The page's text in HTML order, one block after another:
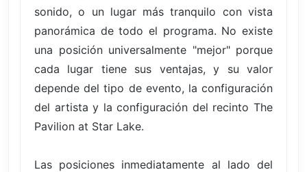
sonido, o un lugar más tranquilo con vista
panorámica de todo el programa. No existe
una posición universalmente "mejor" porque
cada lugar tiene sus ventajas, y su valor
depende del tipo de evento, la configuración
del artista y la configuración del recinto The
Pavilion at Star Lake.
Las posiciones inmediatamente al lado del